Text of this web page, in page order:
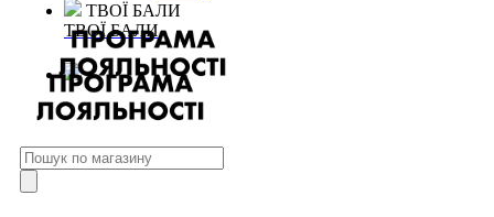
ТВОЇ БАЛИ
ТВОЇ БАЛИ